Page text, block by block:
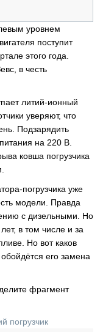
уровнем
поступит
этого года.
в честь
литий-ионный
уверяют, что
Подзарядить
на 220 В.
ковша погрузчика
погрузчика уже
модели. Правда
с дизельными. Но
в том числе и за
Но вот каков
его замена
фрагмент
погрузчик